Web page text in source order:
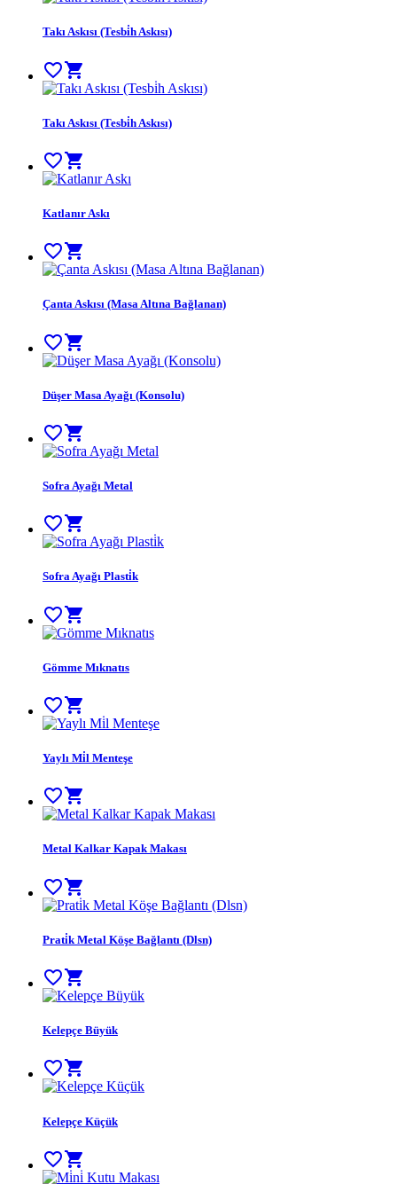
Takı Askısı (Tesbi̇h Askısı)
favorite_bordershopping_cart
Takı Askısı (Tesbi̇h Askısı)
favorite_bordershopping_cart
Katlanır Askı
favorite_bordershopping_cart
Çanta Askısı (Masa Altına Bağlanan)
favorite_bordershopping_cart
Düşer Masa Ayağı (Konsolu)
favorite_bordershopping_cart
Sofra Ayağı Metal
favorite_bordershopping_cart
Sofra Ayağı Plasti̇k
favorite_bordershopping_cart
Gömme Mıknatıs
favorite_bordershopping_cart
Yaylı Mi̇l Menteşe
favorite_bordershopping_cart
Metal Kalkar Kapak Makası
favorite_bordershopping_cart
Prati̇k Metal Köşe Bağlantı (Dlsn)
favorite_bordershopping_cart
Kelepçe Büyük
favorite_bordershopping_cart
Kelepçe Küçük
favorite_bordershopping_cart